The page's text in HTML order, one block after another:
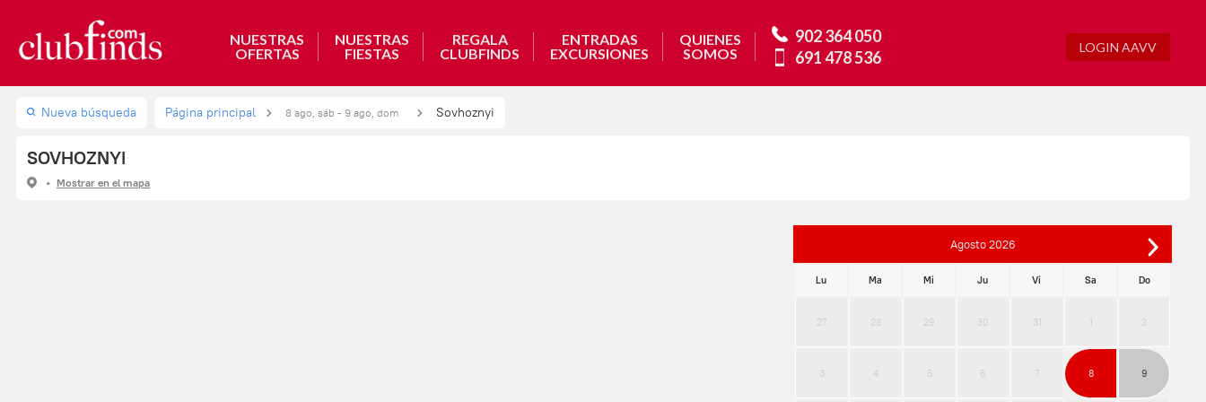
NUESTRAS
OFERTAS
NUESTRAS
FIESTAS
REGALA
CLUBFINDS
ENTRADAS
EXCURSIONES
QUIENES
SOMOS
902 364 050
691 478 536
LOGIN AAVV
Nueva búsqueda Página principal 8 ago, sáb - 9 ago, dom Sovhoznyi
SOVHOZNYI
Mostrar en el mapa
Agosto 2026
Lu Ma Mi Ju Vi Sa Do
27 28 29 30 31 1 2
3 4 5 6 7 8 9